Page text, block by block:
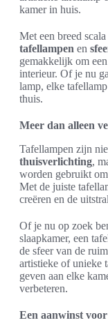
kamer in huis.
Met een breed
tafellampen en
gemakkelijk om
interieur. Of je nu
lamp, elke
thuis.
Meer dan alleen
Tafellampen zijn
thuisverlichting,
worden gebruikt
Met de juiste
creëren en de
Of je nu op zoek
slaapkamer, een
de sfeer van de
artistieke of unieke
geven aan elke
verbeteren.
Een aanwinst